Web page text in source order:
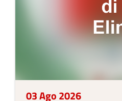
03 Ago 2026